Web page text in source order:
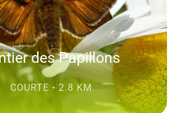
des Papillons
COURTE • 2.8 KM